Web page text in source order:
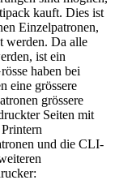
kauft. Dies ist
Einzelpatronen,
werden. Da alle
ist ein
haben bei
eine grössere
grössere
Seiten mit
und die CLI-